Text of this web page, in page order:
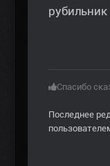
Спасибо
Последнее